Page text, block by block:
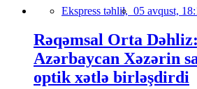
Ekspress təhlil, 05 avqust,
Rəqəmsal Orta
Azərbaycan Xəzərin
optik xətlə birləşdirdi